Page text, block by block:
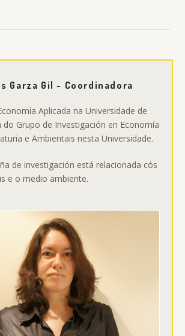
Garza Gil - Coordinadora
Aplicada na Universidade de
Grupo de Investigación en Economía
e Ambientais nesta Universidade.
de investigación está relacionada cós
e o medio ambiente.